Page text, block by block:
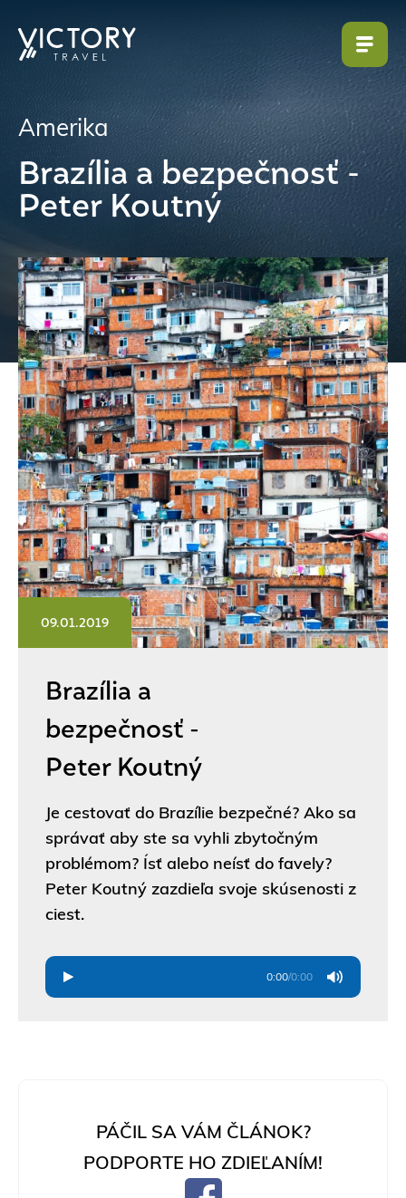
Amerika
Brazília a bezpečnosť -
Peter Koutný
Brazília a
bezpečnosť -
Peter Koutný
Je cestovať do Brazílie bezpečné? Ako sa
správať aby ste sa vyhli zbytočným
problémom? Ísť alebo neísť do favely?
Peter Koutný zazdieľa svoje skúsenosti z
ciest.
0:00/0:00
09.01.2019
PÁČIL SA VÁM ČLÁNOK?
PODPORTE HO ZDIEĽANÍM!